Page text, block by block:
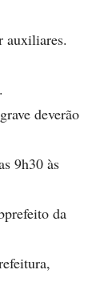
auxiliares.
deverão
9h30 às
da